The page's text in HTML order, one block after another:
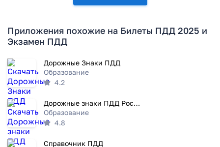
Приложения похожие на Билеты ПДД 2025 и
Экзамен ПДД
Дорожные Знаки ПДД
Образование
4.2
Дорожные знаки ПДД России 2023
Образование
4.8
Справочник ПДД